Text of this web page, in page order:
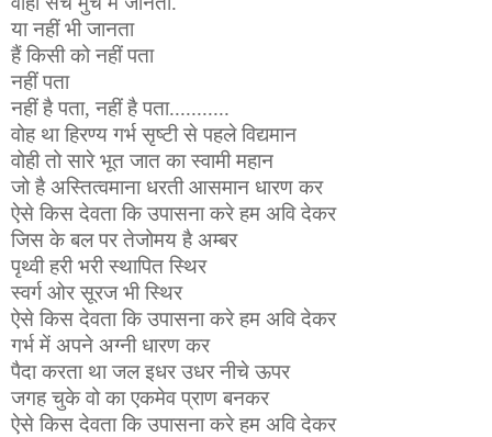
या नहीं भी जानता
हैं किसी को नहीं पता
नहीं पता
नहीं है पता, नहीं है पता...........
वोह था हिरण्य गर्भ सृष्टी से पहले विद्यमान
वोही तो सारे भूत जात का स्वामी महान
जो है अस्तित्वमाना धरती आसमान धारण कर
ऐसे किस देवता कि उपासना करे हम अवि देकर
जिस के बल पर तेजोमय है अम्बर
पृथ्वी हरी भरी स्थापित स्थिर
स्वर्ग ओर सूरज भी स्थिर
ऐसे किस देवता कि उपासना करे हम अवि देकर
गर्भ में अपने अग्नी धारण कर
पैदा करता था जल इधर उधर नीचे ऊपर
जगह चुके वो का एकमेव प्राण बनकर
ऐसे किस देवता कि उपासना करे हम अवि देकर